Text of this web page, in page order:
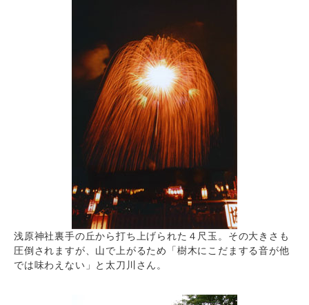
浅原神社裏手の丘から打ち上げられた４尺玉。その大きさも
圧倒されますが、山で上がるため「樹木にこだまする音が他
では味わえない」と太刀川さん。